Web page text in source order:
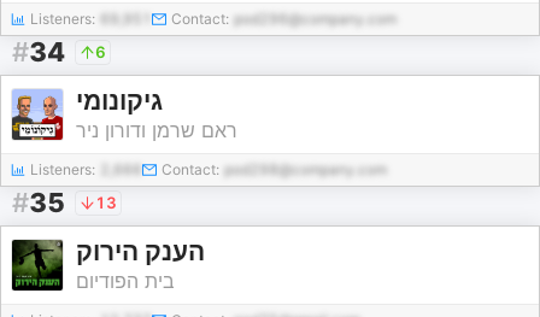
Listeners: Contact: pod296@company.com
#34 6
גיקונומי
ראם שרמן ודורון ניר
Listeners: Contact: pod298@company.com
#35 13
הענק הירוק
בית הפודיום